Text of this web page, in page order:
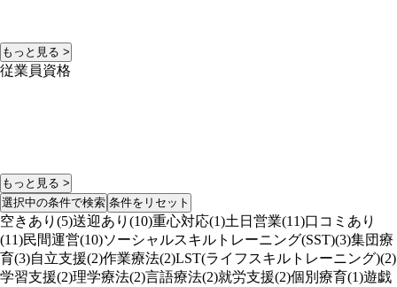
もっと見る >
従業員資格
もっと見る >
選択中の条件で検索 条件をリセット
空きあり(5)送迎あり(10)重心対応(1)土日営業(11)口コミあり
(11)民間運営(10)ソーシャルスキルトレーニング(SST)(3)集団療
育(3)自立支援(2)作業療法(2)LST(ライフスキルトレーニング)(2)
学習支援(2)理学療法(2)言語療法(2)就労支援(2)個別療育(1)遊戯